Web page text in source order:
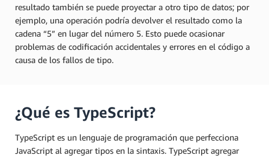
resultado también se puede proyectar a otro tipo de datos; por
ejemplo, una operación podría devolver el resultado como la
cadena “5” en lugar del número 5. Esto puede ocasionar
problemas de codificación accidentales y errores en el código a
causa de los fallos de tipo.
¿Qué es TypeScript?
TypeScript es un lenguaje de programación que perfecciona
JavaScript al agregar tipos en la sintaxis. TypeScript agregar